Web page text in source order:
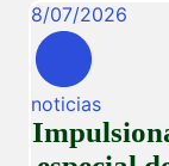
8/07/2026
noticias